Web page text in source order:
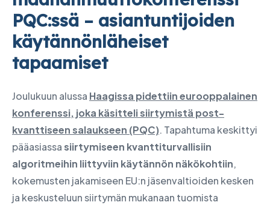
PQC:ssä – asiantuntijoiden
käytännönläheiset
tapaamiset
Joulukuun alussa Haagissa pidettiin eurooppalainen
konferenssi, joka käsitteli siirtymistä post-
kvanttiseen salaukseen (PQC). Tapahtuma keskittyi
pääasiassasiirtymiseen kvanttiturvallisiin
algoritmeihin liittyviin käytännön näkökohtiin,
kokemusten jakamiseen EU:n jäsenvaltioiden kesken
ja keskusteluun siirtymän mukanaan tuomista